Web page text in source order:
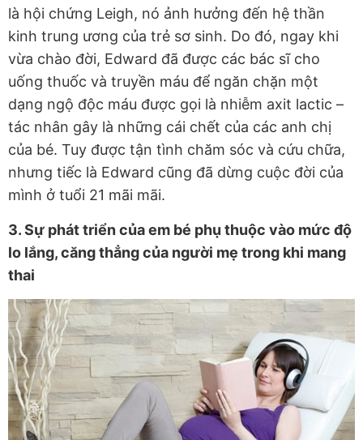
là hội chứng Leigh, nó ảnh hưởng đến hệ thần
kinh trung ương của trẻ sơ sinh. Do đó, ngay khi
vừa chào đời, Edward đã được các bác sĩ cho
uống thuốc và truyền máu để ngăn chặn một
dạng ngộ độc máu được gọi là nhiễm axit lactic –
tác nhân gây là những cái chết của các anh chị
của bé. Tuy được tận tình chăm sóc và cứu chữa,
nhưng tiếc là Edward cũng đã dừng cuộc đời của
mình ở tuổi 21 mãi mãi.
3.Sự phát triển của em bé phụ thuộc vào mức độ
lo lắng, căng thẳng của người mẹ trong khi mang
thai